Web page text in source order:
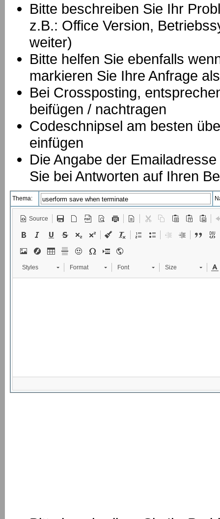
Bitte beschreiben Sie Ihr
z.B.: Office Version,
weiter)
Bitte helfen Sie ebenfalls
markieren Sie Ihre Anfrage
Bei Crossposting,
beifügen / nachtragen
Codeschnipsel am besten
einfügen
Die Angabe der
Sie bei Antworten auf Ihren
Thema:
Source
Styles Format Font Size